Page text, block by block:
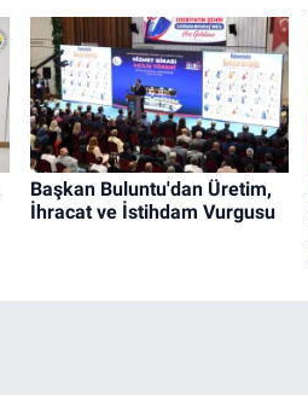
Başkan Buluntu'dan Üretim,
İhracat ve İstihdam Vurgusu